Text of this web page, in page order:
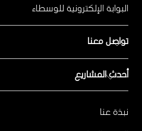
تواصل معنا
للمبيعات المباشرة
يرجى الاتصال على 800MERAAS (800-637227)
متجر مِراس للمبيعات في سيتي ووك
البوابة الإلكترونية للوسطاء
أحدث المشاريع
Footer
نبذة عنا